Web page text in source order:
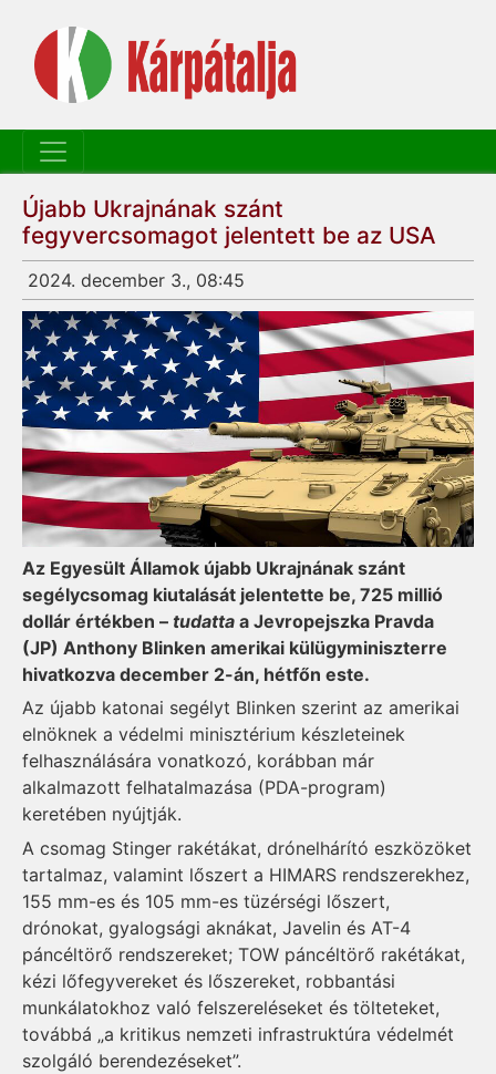
Újabb Ukrajnának szánt
fegyvercsomagot jelentett be az USA
2024. december 3., 08:45
Az Egyesült Államok újabb Ukrajnának szánt
segélycsomag kiutalását jelentette be, 725 millió
dollár értékben – tudatta a Jevropejszka Pravda
(JP) Anthony Blinken amerikai külügyminiszterre
hivatkozva december 2-án, hétfőn este.
Az újabb katonai segélyt Blinken szerint az amerikai
elnöknek a védelmi minisztérium készleteinek
felhasználására vonatkozó, korábban már
alkalmazott felhatalmazása (PDA-program)
keretében nyújtják.
A csomag Stinger rakétákat, drónelhárító eszközöket
tartalmaz, valamint lőszert a HIMARS rendszerekhez,
155 mm-es és 105 mm-es tüzérségi lőszert,
drónokat, gyalogsági aknákat, Javelin és AT-4
páncéltörő rendszereket; TOW páncéltörő rakétákat,
kézi lőfegyvereket és lőszereket, robbantási
munkálatokhoz való felszereléseket és tölteteket,
továbbá „a kritikus nemzeti infrastruktúra védelmét
szolgáló berendezéseket”.